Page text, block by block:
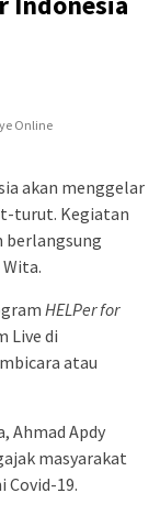
akan menggelar
turut. Kegiatan
berlangsung
HELPer for
Live di
atau
Ahmad Apdy
masyarakat
Covid-19.